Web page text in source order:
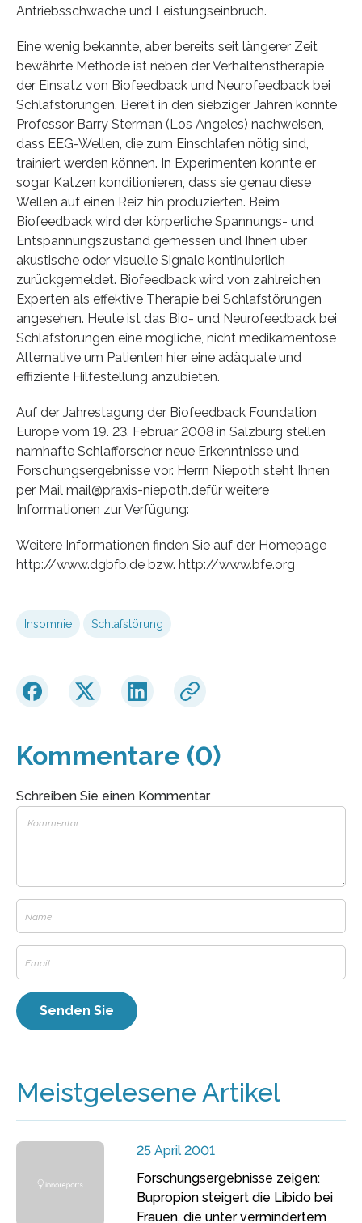
Antriebsschwäche und Leistungseinbruch.
Eine wenig bekannte, aber bereits seit längerer Zeit
bewährte Methode ist neben der Verhaltenstherapie
der Einsatz von Biofeedback und Neurofeedback bei
Schlafstörungen. Bereit in den siebziger Jahren konnte
Professor Barry Sterman (Los Angeles) nachweisen,
dass EEG-Wellen, die zum Einschlafen nötig sind,
trainiert werden können. In Experimenten konnte er
sogar Katzen konditionieren, dass sie genau diese
Wellen auf einen Reiz hin produzierten. Beim
Biofeedback wird der körperliche Spannungs- und
Entspannungszustand gemessen und Ihnen über
akustische oder visuelle Signale kontinuierlich
zurückgemeldet. Biofeedback wird von zahlreichen
Experten als effektive Therapie bei Schlafstörungen
angesehen. Heute ist das Bio- und Neurofeedback bei
Schlafstörungen eine mögliche, nicht medikamentöse
Alternative um Patienten hier eine adäquate und
effiziente Hilfestellung anzubieten.
Auf der Jahrestagung der Biofeedback Foundation
Europe vom 19. 23. Februar 2008 in Salzburg stellen
namhafte Schlafforscher neue Erkenntnisse und
Forschungsergebnisse vor. Herrn Niepoth steht Ihnen
per Mail mail@praxis-niepoth.defür weitere
Informationen zur Verfügung:
Weitere Informationen finden Sie auf der Homepage
http://www.dgbfb.de bzw. http://www.bfe.org
Insomnie Schlafstörung
Kommentare (0)
Schreiben Sie einen Kommentar
Meistgelesene Artikel
25 April 2001
Forschungsergebnisse zeigen:
Bupropion steigert die Libido bei
Frauen, die unter vermindertem